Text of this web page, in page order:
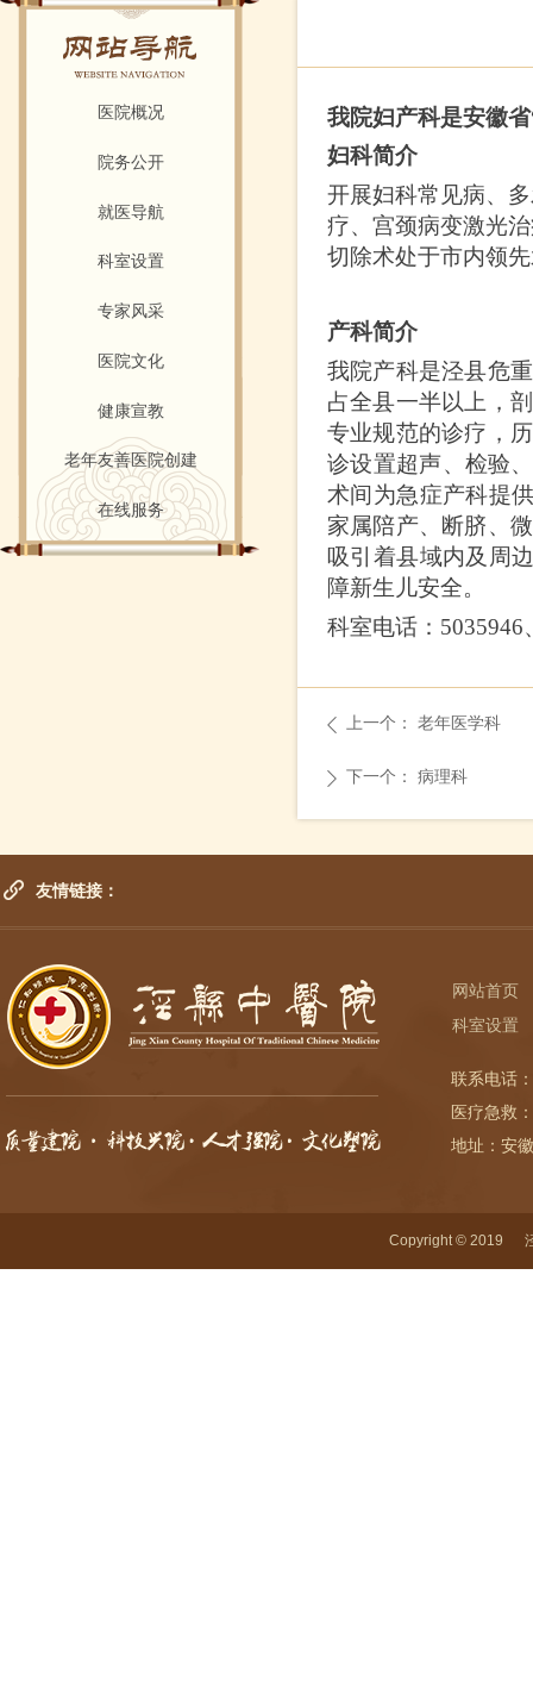
我院妇产科是安徽省
妇科简介
开展妇科常见病、
疗、 宫颈病变激光
切除术处于市内领
产科简介
我院产科是泾县危
占全县一半以上，
专业规范的诊疗，
诊设置超声、检验
术间为急症产科提
家属陪产、断脐、
吸引着县域内及周
障新生儿安全。
科室电话： 5035946
ꄴ 上一个： 老年医学科
ꄲ 下一个： 病理科
医院概况
院务公开
就医导航
科室设置
专家风采
医院文化
健康宣教
老年友善医院创建
在线服务
科室设置
联系电
医疗急
地址：
友情链接：
网站首页
Copyright © 2019